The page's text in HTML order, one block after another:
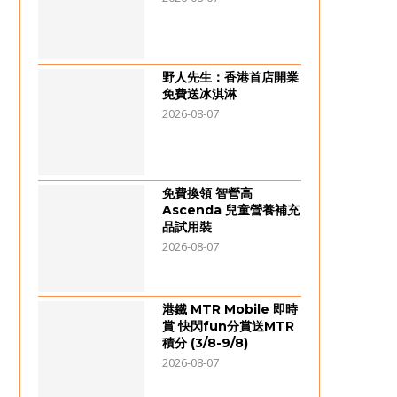
野人先生：香港首店開業
免費送冰淇淋
2026-08-07
免費換領 智營高
Ascenda 兒童營養補充
品試用裝
2026-08-07
港鐵 MTR Mobile 即時
賞 快閃fun分賞送MTR
積分 (3/8-9/8)
2026-08-07